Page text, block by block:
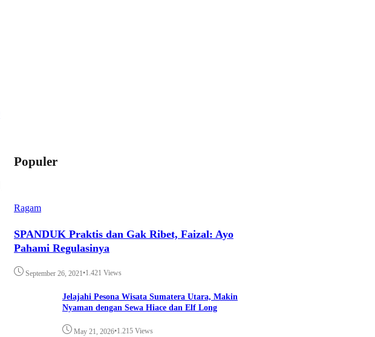
Populer
Ragam
SPANDUK Praktis dan Gak Ribet, Faizal: Ayo
Pahami Regulasinya
September 26, 2021•1.421 Views
Jelajahi Pesona Wisata Sumatera Utara, Makin
Nyaman dengan Sewa Hiace dan Elf Long
May 21, 2026•1.215 Views